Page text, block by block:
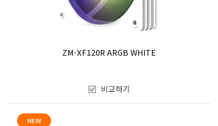
ZM-XF120R ARGB WHITE
비교하기
NEW